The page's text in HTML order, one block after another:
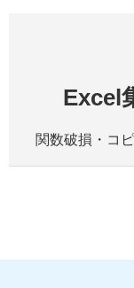
Excel
関数破損・コ